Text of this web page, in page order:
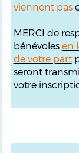
viennent pas
MERCI de
bénévoles en
de votre part
seront
votre